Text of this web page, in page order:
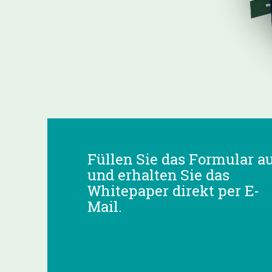
Füllen Sie das Formular
und erhalten Sie das
Whitepaper direkt per E-
Mail.